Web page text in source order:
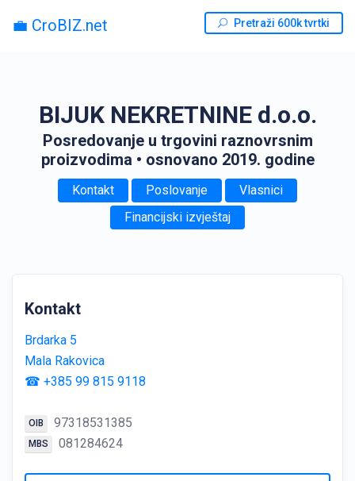
💼 CroBIZ.net Pretraži 600k tvrtki
BIJUK NEKRETNINE d.o.o.
Posredovanje u trgovini raznovrsnim
proizvodima • osnovano 2019. godine
Kontakt Poslovanje
Vlasnici
Financijski izvještaj
Kontakt
Brdarka 5
Mala Rakovica
☎ +385 99 815 9118
OIB 97318531385
MBS 081284624